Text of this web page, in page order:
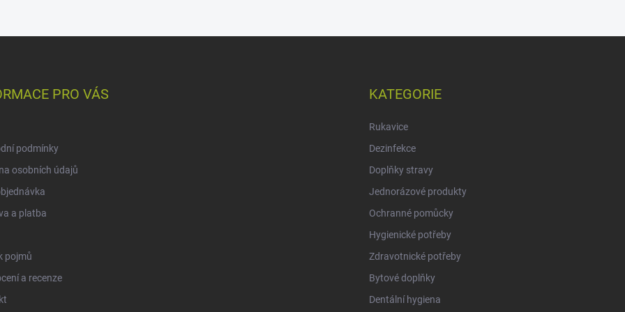
PRO VÁS
podmínky
osobních údajů
a platba
pojmů
a recenze
KATEGORIE
Rukavice
Dezinfekce
Doplňky stravy
Jednorázové produkty
Ochranné pomůcky
Hygienické potřeby
Zdravotnické potřeby
Bytové doplňky
Dentální hygiena